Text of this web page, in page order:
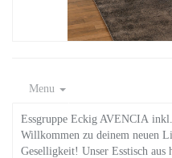
Menu
Essgruppe Eckig AVENCIA
Willkommen zu deinem neuen
Geselligkeit! Unser Esstisch